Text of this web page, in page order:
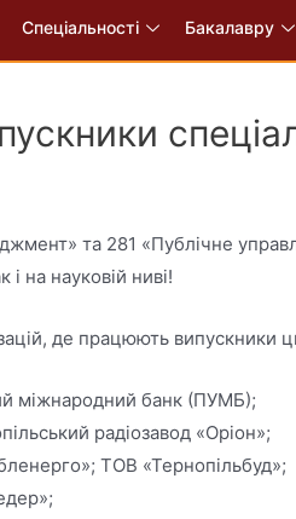
Спеціальності Бакалавру
та 281 «Публічне
на науковій ниві!
де працюють випускники
міжнародний банк (ПУМБ);
радіозавод «Оріон»;
ТОВ «Тернопільбуд»;